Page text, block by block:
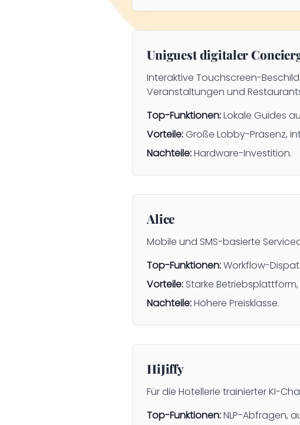
Uniguest digitaler
Interaktive Touchscreen-
Veranstaltungen und
Top-Funktionen:Lokale Guides
Vorteile:Große Lobby-Präsenz,
Nachteile:Hardware-Investition.
Alice
Mobile und SMS-basierte
Top-Funktionen:Workflow-
Vorteile: Starke
Nachteile:Höhere Preisklasse.
HiJiffy
Für die Hotellerie trainierter KI-
Top-Funktionen:NLP-Abfragen,